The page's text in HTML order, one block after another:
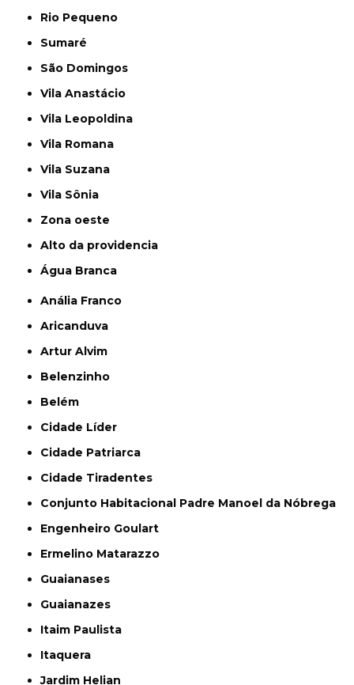
Rio Pequeno
Sumaré
São Domingos
Vila Anastácio
Vila Leopoldina
Vila Romana
Vila Suzana
Vila Sônia
Zona oeste
alto da providencia
Água Branca
Anália Franco
Aricanduva
Artur Alvim
Belenzinho
Belém
Cidade Líder
Cidade Patriarca
Cidade Tiradentes
Conjunto Habitacional Padre Manoel da Nóbrega
Engenheiro Goulart
Ermelino Matarazzo
Guaianases
Guaianazes
Itaim Paulista
Itaquera
Jardim Helian